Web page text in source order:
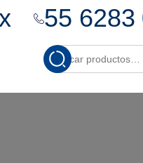
55 6283
Buscar
por:
Cuando